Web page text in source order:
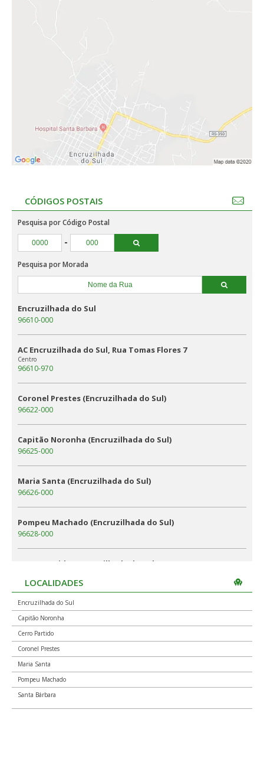
CÓDIGOS POSTAIS
Pesquisa por Código Postal
-
Pesquisa por Morada
Encruzilhada do Sul
96610-000
AC Encruzilhada do Sul, Rua Tomas Flores 7
Centro
96610-970
Coronel Prestes (Encruzilhada do Sul)
96622-000
Capitão Noronha (Encruzilhada do Sul)
96625-000
Maria Santa (Encruzilhada do Sul)
96626-000
Pompeu Machado (Encruzilhada do Sul)
96628-000
Cerro Partido (Encruzilhada do Sul)
LOCALIDADES
Encruzilhada do Sul
Capitão Noronha
Cerro Partido
Coronel Prestes
Maria Santa
Pompeu Machado
Santa Bárbara